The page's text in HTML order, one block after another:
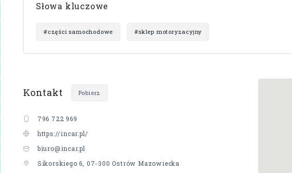
Słowa kluczowe
#części samochodowe #sklep motoryzacyjny
Kontakt Pobierz
796 722 969
https://incar.pl/
biuro@incar.pl
Sikorskiego 6, 07-300 Ostrów Mazowiecka